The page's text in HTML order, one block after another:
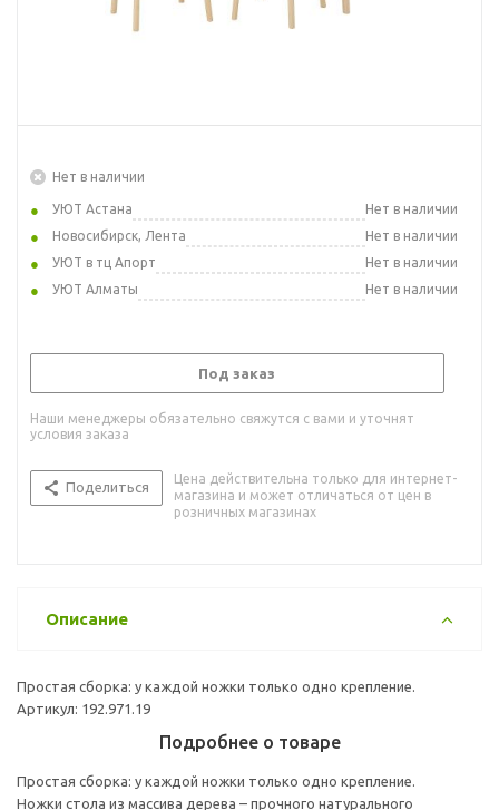
Нет в наличии
УЮТ Астана
Нет в наличии
Новосибирск, Лента
Нет в наличии
УЮТ в тц Апорт
Нет в наличии
УЮТ Алматы
Нет в наличии
Под заказ
Наши менеджеры обязательно свяжутся с вами и уточнят
условия заказа
Поделиться
Цена действительна только для интернет-
магазина и может отличаться от цен в
розничных магазинах
Описание
Простая сборка: у каждой ножки только одно крепление.
Артикул: 192.971.19
Подробнее о товаре
Простая сборка: у каждой ножки только одно крепление.
Ножки стола из массива дерева – прочного натурального